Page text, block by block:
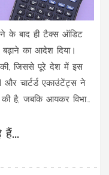
के बाद ही टैक्स ऑडिट
का आदेश दिया।
की, जिससे पूरे देश में इस
और चार्टर्ड एकाउंटेंट्स ने
की है, जबकि आयकर विभाग
हैं...